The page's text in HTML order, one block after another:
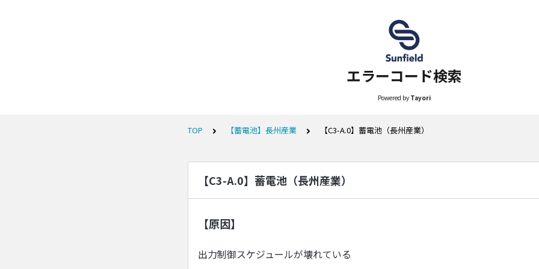
エラーコード検索
Powered by Tayori
TOP 【蓄電池】長州産業 【C3-A.0】蓄電池（長州産業）
【C3-A.0】蓄電池（長州産業）
【原因】
出力制御スケジュールが壊れている